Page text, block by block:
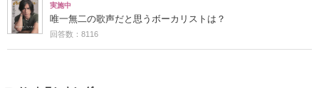
実施中
唯一無二の歌声だと思うボーカリストは？
回答数：8116